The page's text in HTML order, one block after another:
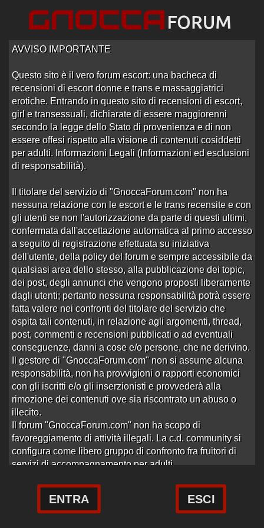
Home /Reggio Calabria /Recensioni Trans
Forum di Trans Reggio
Sotto-Sezioni
Ordine: Ultima Risposta
Altre recensioni escort
Utenti connessi: 58
gnoccaforum.com -Contatti-Regolamento -Cookie Policy
Questo sito consente l’utilizzo di cookie nostri e anche di terze
parti al fine di assicurare all’utente una migliore esperienza.
cookies. Per saperne consulta la nostraCookie Policy
Accetto
AVVISO IMPORTANTE
Questo sito è il vero forum escort: una bacheca di
recensioni di escort donne e trans e massaggiatrici
erotiche. Entrando in questo sito di recensioni di escort,
girl e transessuali, dichiarate di essere maggiorenni
secondo la legge dello Stato di provenienza e di non
essere offesi rispetto alla visione di contenuti cosiddetti
per adulti. Informazioni Legali (Informazioni ed esclusioni
di responsabilità).
Il titolare del servizio di "GnoccaForum.com" non ha
nessuna relazione con le escort e le trans recensite e con
gli utenti se non l'autorizzazione da parte di questi ultimi,
confermata dall'accettazione automatica al primo accesso
a seguito di registrazione effettuata su iniziativa
dell'utente, della policy del forum e sempre accessibile da
qualsiasi area dello stesso, alla pubblicazione dei topic,
dei post, degli annunci che vengono proposti liberamente
dagli utenti; pertanto nessuna responsabilità potrà essere
fatta valere nei confronti del titolare del servizio che
ospita tali contenuti, in relazione agli argomenti, thread,
post, commenti e recensioni pubblicati o ad eventuali
conseguenze, danni a cose e/o persone, che ne derivino.
Il gestore di "GnoccaForum.com" non si assume alcuna
responsabilità, non ha provvigioni o rapporti economici
con gli iscritti e/o gli inserzionisti e provvederà alla
rimozione dei contenuti ove sia riscontrato un abuso o
illecito.
Il forum "GnoccaForum.com" non ha scopo di
favoreggiamento di attività illegali. La c.d. community si
configura come libero gruppo di confronto fra fruitori di
servizi di accompagnamento per adulti.
dinamicamente sulla base dei contenuti e la
documentazione inserita dagli utenti iscritti i quali
rimangono gli unici responsabili per ciò che riguarda il
ENTRA ESCI